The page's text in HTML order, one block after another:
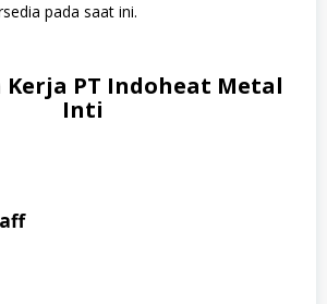
pada saat ini.
Kerja PT Indoheat Metal
Inti